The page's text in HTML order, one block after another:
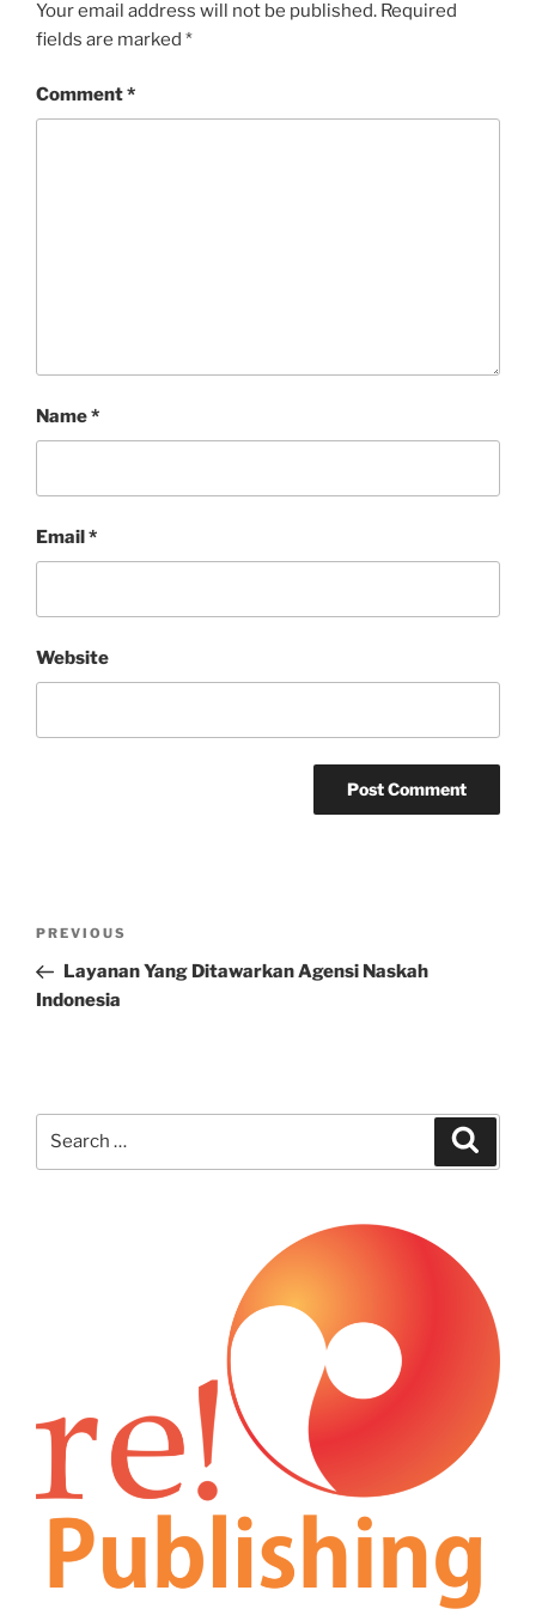
Your email address will not be published. Required
fields are marked *
Comment*
Name*
Email *
Website
Previous
Post
PREVIOUS
Layanan Yang Ditawarkan Agensi Naskah
Indonesia